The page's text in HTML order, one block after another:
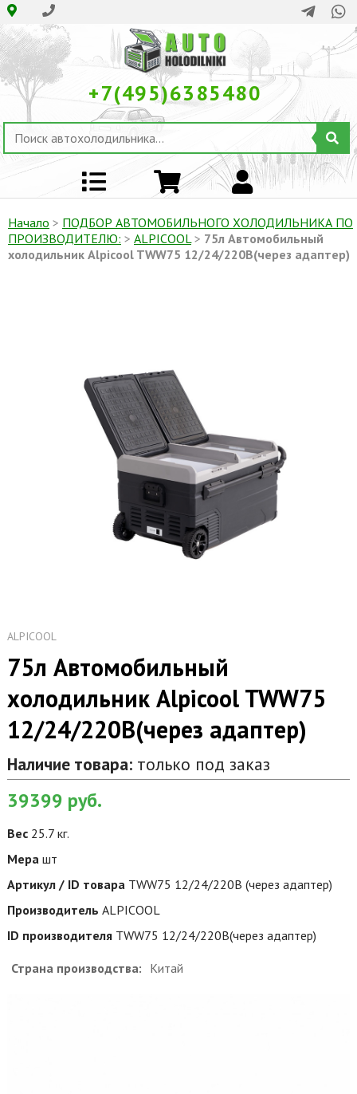
+7(495)6385480
Начало > ПОДБОР АВТОМОБИЛЬНОГО ХОЛОДИЛЬНИКА ПO
ПРОИЗВОДИТЕЛЮ: > ALPICOOL> 75л Автомобильный
холодильник Alpicool TWW75 12/24/220В(через адаптер)
ALPICOOL
75л Автомобильный
холодильник Alpicool TWW75
12/24/220В(через адаптер)
Наличие товара:только под заказ
39399 руб.
Вес 25.7 кг.
Мера шт
Артикул / ID товара TWW75 12/24/220В (через адаптер)
Производитель ALPICOOL
ID производителя TWW75 12/24/220В(через адаптер)
Страна производства: Китай